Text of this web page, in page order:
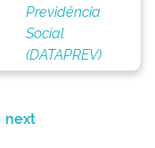
Previdência
Social
(DATAPREV)
next